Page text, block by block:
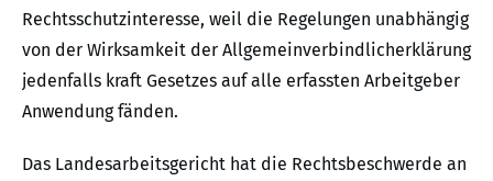
Rechtsschutzinteresse, weil die Regelungen unabhängig
von der Wirksamkeit der Allgemeinverbindlicherklärung
jedenfalls kraft Gesetzes auf alle erfassten Arbeitgeber
Anwendung fänden.
Das Landesarbeitsgericht hat die Rechtsbeschwerde an